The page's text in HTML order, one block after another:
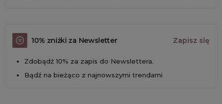
10% zniżki za Newsletter Zapisz się
Zdobądź 10% za zapis do Newslettera.
Bądź na bieżąco z najnowszymi trendami